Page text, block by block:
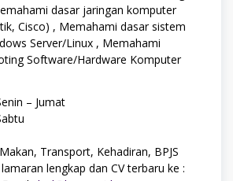
dasar jaringan komputer
Cisco) , Memahami dasar sistem
Server/Linux , Memahami
Software/Hardware Komputer
– Jumat
Transport, Kehadiran, BPJS
lengkap dan CV terbaru ke :